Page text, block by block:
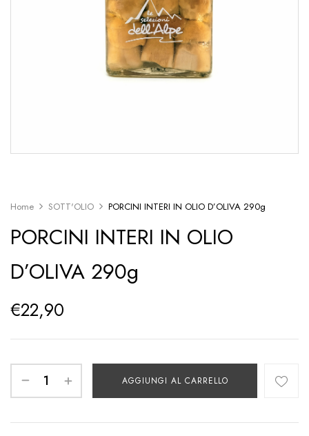
Home SOTT'OLIO PORCINI INTERI IN OLIO D’OLIVA 290g
PORCINI INTERI IN OLIO
D’OLIVA 290g
€22,90
AGGIUNGI AL CARRELLO